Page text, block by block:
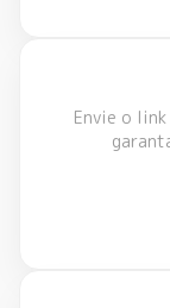
Envie o